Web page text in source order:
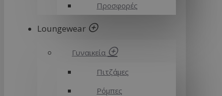
Προσφορές
Loungewear
Γυναικεία
Πιτζάμες
Ρόμπες